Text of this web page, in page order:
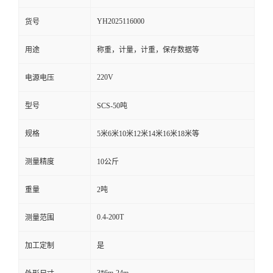
货号 YH2025116000
用途 称重，计量，计重，保存数据等
电源电压 220V
型号 SCS-50吨
规格 5米6米10米12米14米16米18米等
测量精度 10公斤
重量 2吨
测量范围 0.4-200T
加工定制 是